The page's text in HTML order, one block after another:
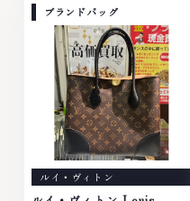
ました。■地域買取No.1へ挑戦
金 プラチナ ダイヤモンド ブラン
ド品 ブランド衣類 お酒買取りの
ことなら、お任せくださいなかで
も金・プラチナ等のアクセサリ
ー・貴金属・宝石・ダイヤモン
ド・ジュエリーや ブランド品・
時計等は特に自信を持って、高額
査定を実現しております。 古く
て使わなくなってしまったアクセ
サリー、動かなくなってしまった
腕時計、多くのお品物の高価買取
ブランドバッグ
ルイ・ヴィトン